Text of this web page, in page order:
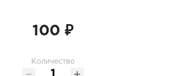
100 ₽
Количество